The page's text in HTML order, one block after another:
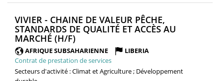
VIVIER - CHAINE DE VALEUR PÊCHE,
STANDARDS DE QUALITÉ ET ACCÈS AU
MARCHÉ (H/F) (NOUVELLE
FENÊTRE)
AFRIQUE SUBSAHARIENNE
LIBERIA
Contrat de prestation de services
Secteurs d'activité :Climat et Agriculture ; Développement